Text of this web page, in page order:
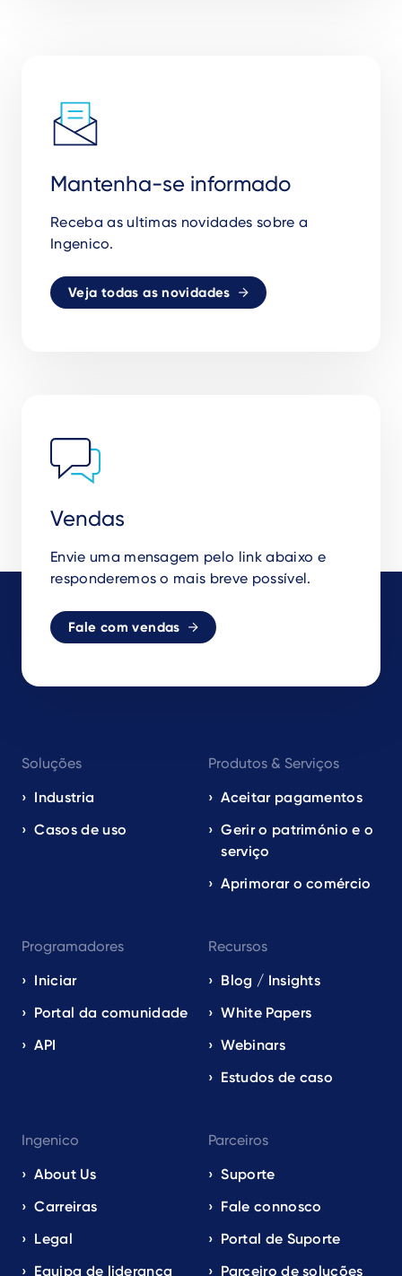
Mantenha-se informado
Receba as ultimas novidades sobre a
Ingenico.
Veja todas as novidades
Vendas
Envie uma mensagem pelo link abaixo e
responderemos o mais breve possível.
Fale com vendas
navigation
EN
Soluções
Industria
Casos de uso
Produtos & Serviços
Aceitar pagamentos
Gerir o património e o
serviço
Aprimorar o comércio
Programadores
Iniciar
Portal da comunidade
API
Recursos
Blog / Insights
White Papers
Webinars
Estudos de caso
Ingenico
About Us
Carreiras
Legal
Equipa de liderança
Parceiros
Suporte
Fale connosco
Portal de Suporte
Parceiro de soluções